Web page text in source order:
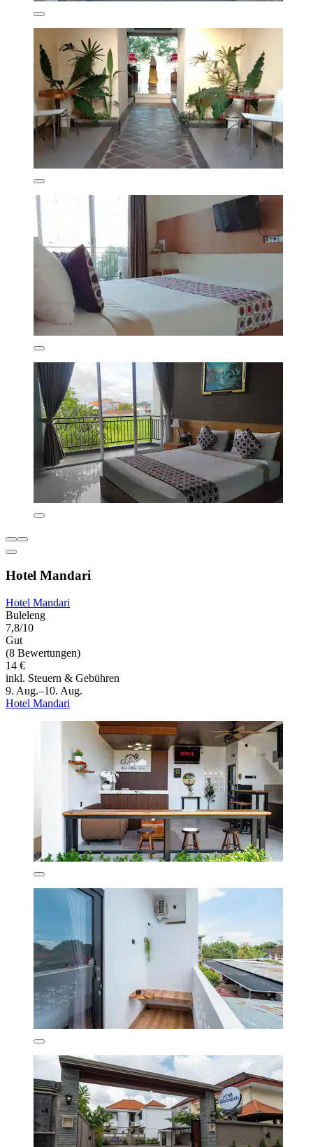
Hotel Mandari
Hotel Mandari
Buleleng
7,8/10
Gut
(8 Bewertungen)
14 €
inkl. Steuern & Gebühren
9. Aug.–10. Aug.
Hotel Mandari